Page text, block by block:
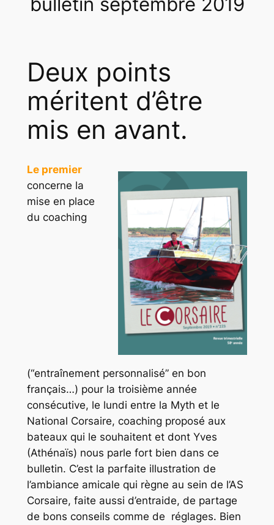
Deux points
méritent d’être
mis en avant.
Le premier
concerne la
mise en place
du coaching
(“entraînement personnalisé” en bon
français…) pour la troisième année
consécutive, le lundi entre la Myth et le
National Corsaire, coaching proposé aux
bateaux qui le souhaitent et dont Yves
(Athénaïs) nous parle fort bien dans ce
bulletin. C’est la parfaite illustration de
l’ambiance amicale qui règne au sein de l’AS
Corsaire, faite aussi d’entraide, de partage
de bons conseils comme de réglages. Bien